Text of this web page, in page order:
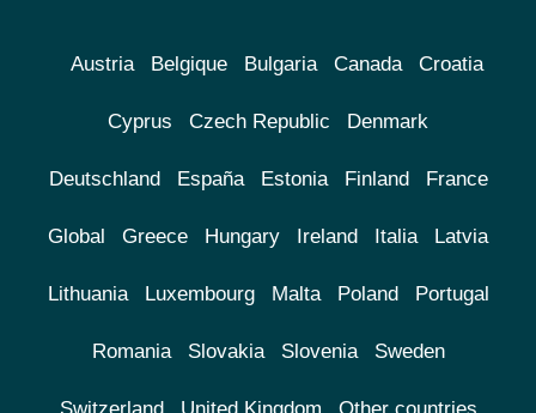
Austria Belgique Bulgaria Canada Croatia
Cyprus Czech Republic Denmark
Deutschland España Estonia Finland France
Global Greece Hungary Ireland Italia Latvia
Lithuania Luxembourg Malta Poland Portugal
Romania Slovakia Slovenia Sweden